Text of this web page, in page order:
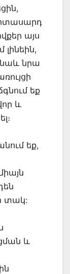
այս
նաև նրա
եք
և
եք,
տակ:
և